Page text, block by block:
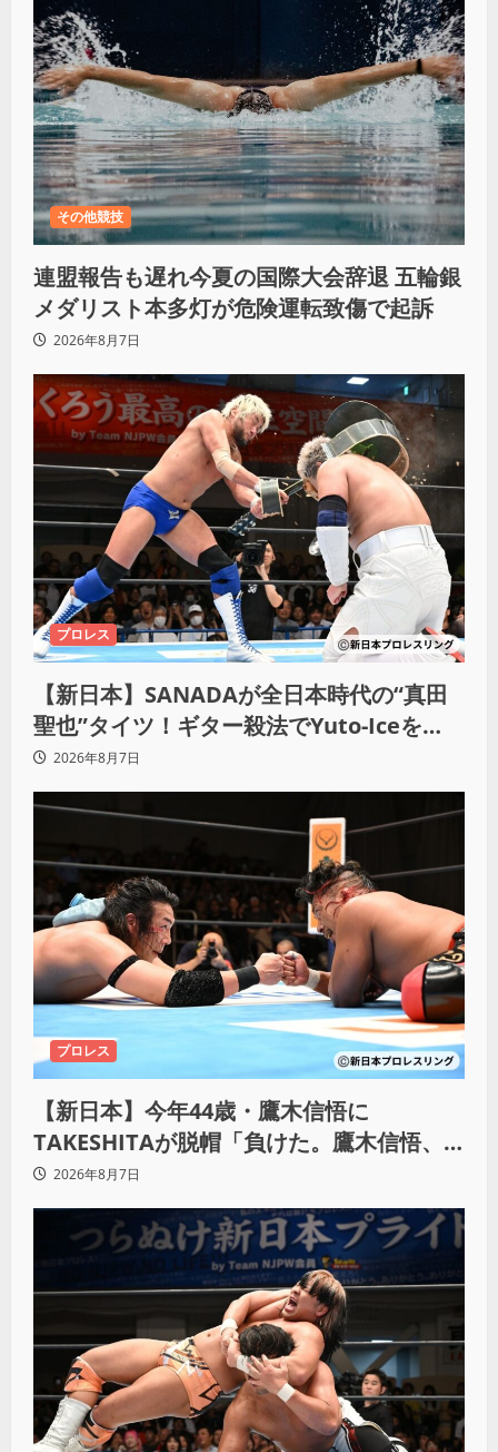
その他競技
連盟報告も遅れ今夏の国際大会辞退 五輪銀
メダリスト本多灯が危険運転致傷で起訴
2026年8月7日
プロレス
【新日本】SANADAが全日本時代の“真田
聖也”タイツ！ギター殺法でYuto-Iceを
KO「俺と闘う時は考えろ。感じるな」
2026年8月7日
プロレス
【新日本】今年44歳・鷹木信悟に
TAKESHITAが脱帽「負けた。鷹木信悟、
強いわ！」
2026年8月7日